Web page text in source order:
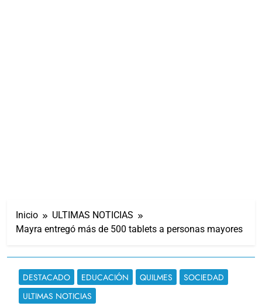
Inicio
ULTIMAS NOTICIAS
Mayra entregó más de 500 tablets a personas mayores
DESTACADO EDUCACIÓN QUILMES
SOCIEDAD
ULTIMAS NOTICIAS